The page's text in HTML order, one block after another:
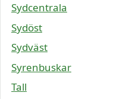
Sydcentrala
Sydöst
Sydväst
Syrenbuskar
Tall